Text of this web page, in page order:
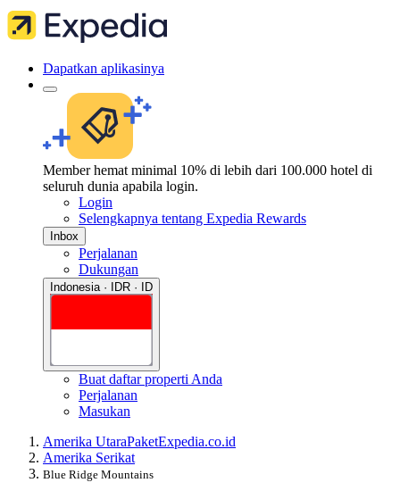
Dapatkan aplikasinya
Member hemat minimal 10% di lebih dari 100.000 hotel di
seluruh dunia apabila login.
Login
Selengkapnya tentang Expedia Rewards
Inbox
Perjalanan
Dukungan
Indonesia · IDR · ID
Buat daftar properti Anda
Perjalanan
Masukan
Amerika UtaraPaketExpedia.co.id
Amerika Serikat
Blue Ridge Mountains